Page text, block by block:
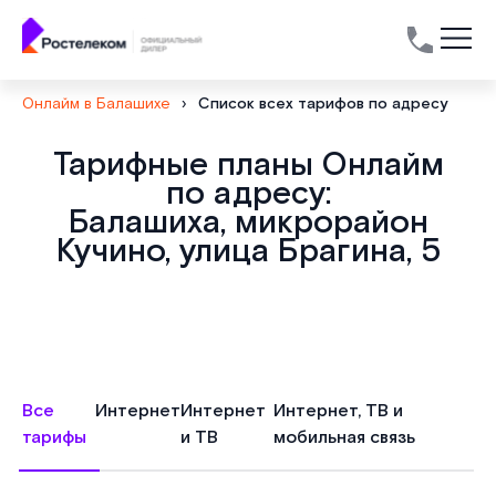
Онлайм в Балашихе › Список всех тарифов по адресу
Тарифные планы Онлайм
по адресу:
Балашиха, микрорайон
Кучино, улица Брагина, 5
Все
тарифы
ИнтернетИнтернет
и ТВ
Интернет, ТВ и
мобильная связь